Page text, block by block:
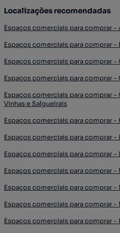
Localizações recomendadas
Espaços comerciais para comprar -
Espaços comerciais para comprar -
Espaços comerciais para comprar -
Espaços comerciais para comprar -
Espaços comerciais para comprar
Vinhas e Salgueirais
Espaços comerciais para comprar -
Espaços comerciais para comprar -
Espaços comerciais para comprar -
Espaços comerciais para comprar -
Espaços comerciais para comprar -
Espaços comerciais para comprar -
Espaços comerciais para comprar -